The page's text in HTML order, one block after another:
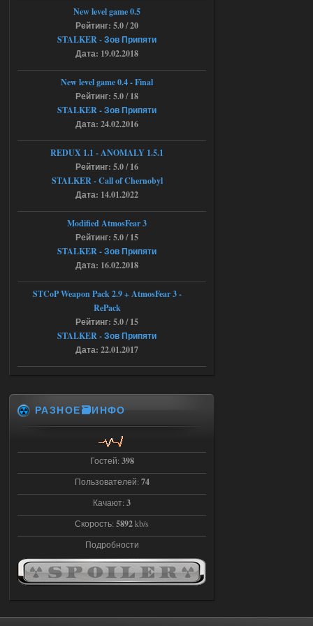
3/?r=plemwd
Ответить ➤
04.08.2026
STCoP WP 3.4
Объединенный Пак 2 + OGSR +
STCoP WP 3.4
andreyforest1993
там есть опция расшириные
анимации нпс, я поставил
галочку но толку ноль, ни каких
анимаций нет, может это что-то другое,
не известно, больше нет ни каких таких
кнопок по поводу анимаций
Последний рассвет - Эпизод 1
Объединенный Пак 2 + OGSR +
STCoP WP 3.4
Stalker-Mods-Clan-su
Ответить ➤
03.08.2026
New level game 0.5
Рейтинг: 5.0 / 20
STALKER - Зов Припяти
Дата: 19.02.2018
New level game 0.4 - Final
Рейтинг: 5.0 / 18
STALKER - Зов Припяти
Дата: 24.02.2016
REDUX 1.1​​​​​​​ - ANOMALY 1.5.1
Рейтинг: 5.0 / 16
STALKER - Call of Chernobyl
Дата: 14.01.2022
Modified AtmosFear 3
Рейтинг: 5.0 / 15
STALKER - Зов Припяти
Дата: 16.02.2018
STCoP Weapon Pack 2.9 + AtmosFear 3 -
RePack
Рейтинг: 5.0 / 15
STALKER - Зов Припяти
Дата: 22.01.2017
РАЗНОЕ🗃️ИНФО
Гостей: 398
Пользователей: 74
Качают: 3
Скорость: 5892kb/s
Подробности